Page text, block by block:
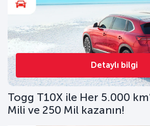
Detaylı bilgi
Togg T10X ile Her 5.000
Mili ve 250 Mil kazanın!